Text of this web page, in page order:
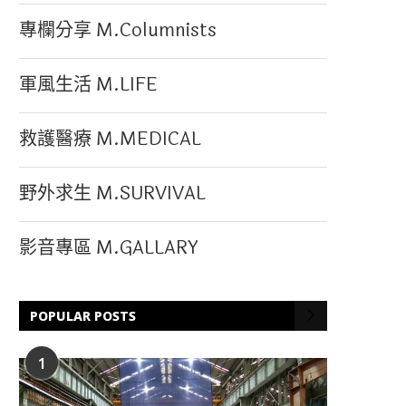
專欄分享 M.Columnists
軍風生活 M.LIFE
救護醫療 M.MEDICAL
野外求生 M.SURVIVAL
影音專區 M.GALLARY
POPULAR POSTS
1